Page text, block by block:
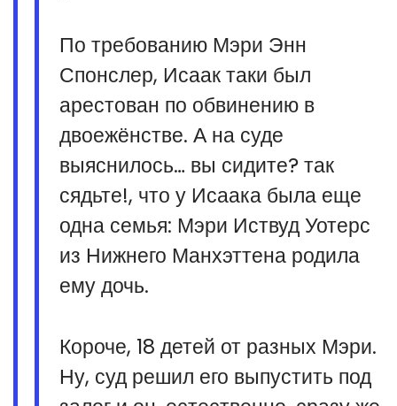
По требованию Мэри Энн
Спонслер, Исаак таки был
арестован по обвинению в
двоежёнстве. А на суде
выяснилось… вы сидите? так
сядьте!, что у Исаака была еще
одна семья: Мэри Иствуд Уотерс
из Нижнего Манхэттена родила
ему дочь.
Короче, 18 детей от разных Мэри.
Ну, суд решил его выпустить под